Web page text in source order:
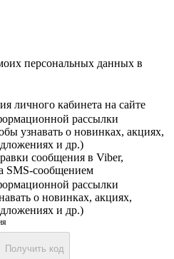
персональных данных в
личного кабинета на сайте
рассылки
узнавать о новинках, акциях,
и др.)
сообщения в Viber,
SMS-сообщением
рассылки
о новинках, акциях,
и др.)
Получить код